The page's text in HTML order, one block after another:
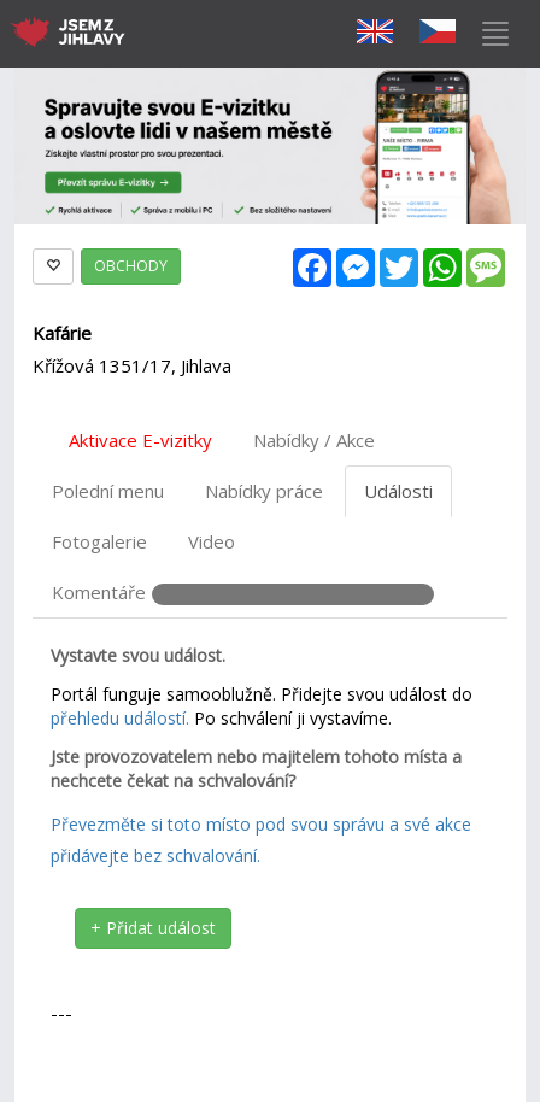
FacebookMessenger
Twitter
OBCHODY
Kafárie
Křížová 1351/17, Jihlava
Aktivace E-vizitky Nabídky / Akce
Polední menu Nabídky práce Události
Fotogalerie Video
Komentáře
Vystavte svou událost.
Portál funguje samooblužně. Přidejte svou událost do
přehledu událostí. Po schválení ji vystavíme.
Jste provozovatelem nebo majitelem tohoto místa a
nechcete čekat na schvalování?
Převezměte si toto místo pod svou správu a své akce
přidávejte bez schvalování.
+ Přidat událost
---